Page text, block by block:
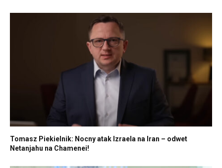
Tomasz Piekielnik: Nocny atak Izraela na Iran – odwet
Netanjahu na Chamenei!